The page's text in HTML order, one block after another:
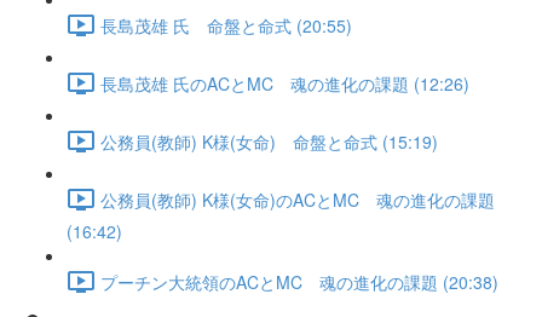
長島茂雄 氏 命盤と命式 (20:55)
長島茂雄 氏のACとMC 魂の進化の課題 (12:26)
公務員(教師) K様(女命) 命盤と命式 (15:19)
公務員(教師) K様(女命)のACとMC 魂の進化の課題
(16:42)
プーチン大統領のACとMC 魂の進化の課題 (20:38)